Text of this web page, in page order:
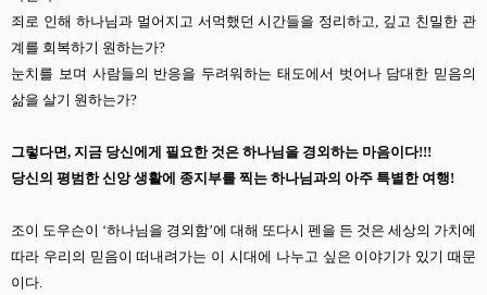
죄로 인해 하나님과 멀어지고 서먹했던 시간들을 정리하고, 깊고 친밀한 관
계를 회복하기 원하는가?
눈치를 보며 사람들의 반응을 두려워하는 태도에서 벗어나 담대한 믿음의
삶을 살기 원하는가?
그렇다면, 지금 당신에게 필요한 것은 하나님을 경외하는 마음이다!!!
당신의 평범한 신앙 생활에 종지부를 찍는 하나님과의 아주 특별한 여행!
조이 도우슨이 ‘하나님을 경외함’에 대해 또다시 펜을 든 것은 세상의 가치에
따라 우리의 믿음이 떠내려가는 이 시대에 나누고 싶은 이야기가 있기 때문
이다.